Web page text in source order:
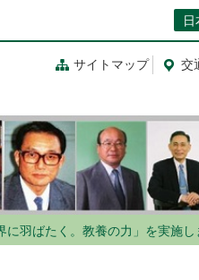
日
サイトマップ 交
羽ばたく。教養の力」を実施し